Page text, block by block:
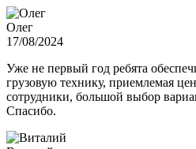
Олег
17/08/2024
Уже не первый год ребята
грузовую технику, приемлемая
сотрудники, большой выбор
Спасибо.